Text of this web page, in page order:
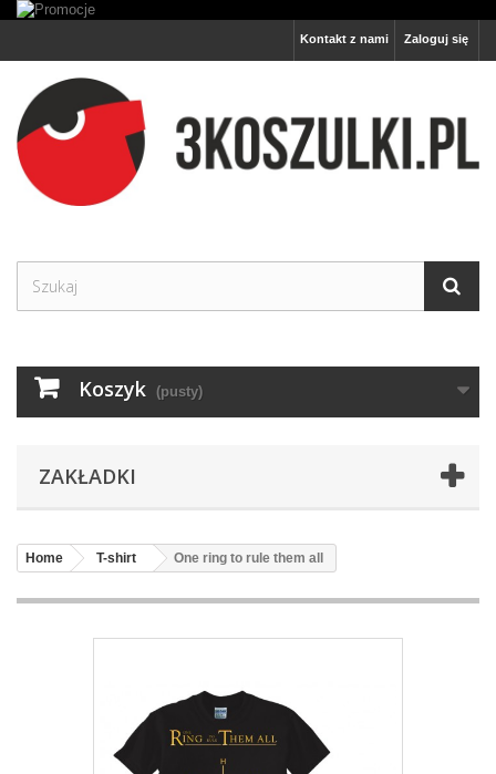
Zaloguj się
Kontakt z nami
Koszyk (pusty)
ZAKŁADKI
Home T-shirt One ring to rule them all